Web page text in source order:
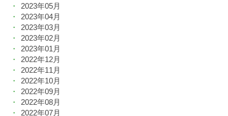
2023年05月
2023年04月
2023年03月
2023年02月
2023年01月
2022年12月
2022年11月
2022年10月
2022年09月
2022年08月
2022年07月